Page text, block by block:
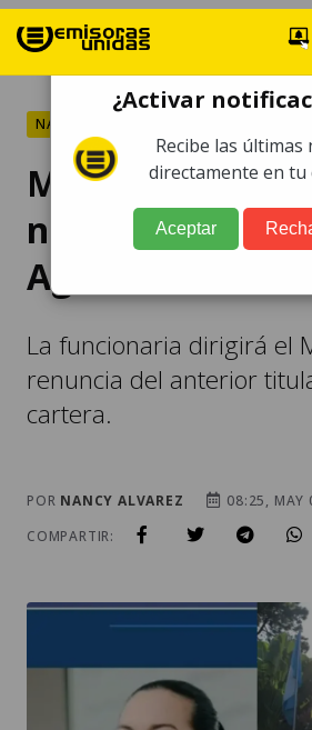
NACIONALES
María Fernanda
nombrada
Agricultura
La funcionaria dirigirá el
renuncia del anterior
cartera.
POR NANCY ALVAREZ
08:25, MAY
COMPARTIR:
¿Activar
Recibe las últimas
directamente en tu
Aceptar